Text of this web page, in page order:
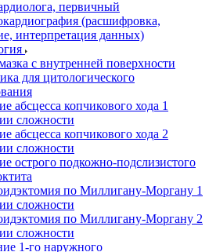
первичный
(расшифровка,
интерпретация данных)
с внутренней поверхности
для цитологического
абсцесса копчикового хода 1
сложности
абсцесса копчикового хода 2
сложности
острого подкожно-подслизистого
по Миллигану-Моргану 1
сложности
по Миллигану-Моргану 2
сложности
1-го наружного